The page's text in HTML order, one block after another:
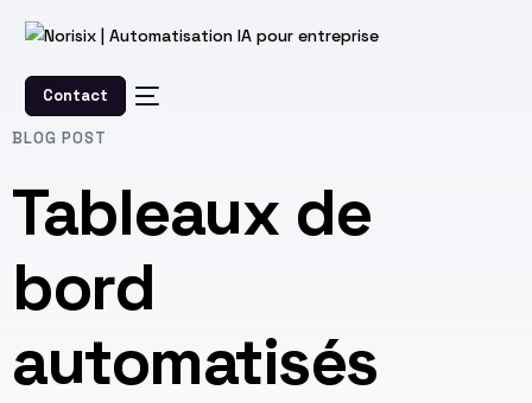
Contact
BLOG POST
Tableaux de
bord
automatisés